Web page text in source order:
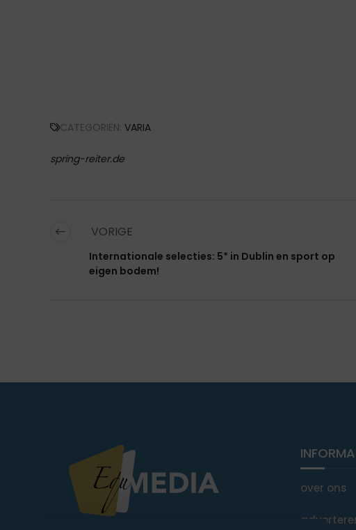
CATEGORIËN: VARIA
spring-reiter.de
VORIGE
Internationale selecties: 5* in Dublin en sport op
eigen bodem!
over ons